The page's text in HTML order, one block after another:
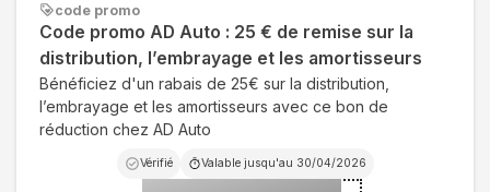
code promo
Code promo AD Auto : 25 € de remise sur la
distribution, l’embrayage et les amortisseurs
Bénéficiez d'un rabais de 25€ sur la distribution,
l’embrayage et les amortisseurs avec ce bon de
réduction chez AD Auto
Vérifié Valable jusqu'au 30/04/2026